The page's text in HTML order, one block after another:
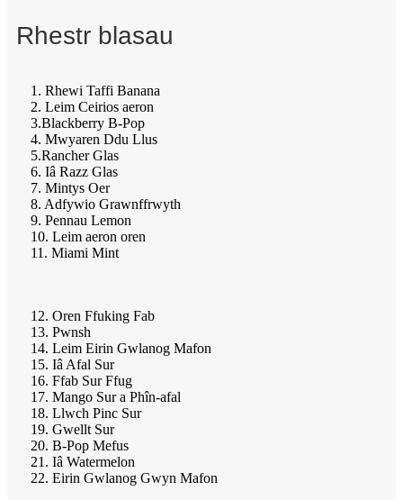
Rhestr blasau
1. Rhewi Taffi Banana
2. Leim Ceirios aeron
3.Blackberry B-Pop
4. Mwyaren Ddu Llus
5.Rancher Glas
6. Iâ Razz Glas
7. Mintys Oer
8. Adfywio Grawnffrwyth
9. Pennau Lemon
10. Leim aeron oren
11. Miami Mint
12. Oren Ffuking Fab
13. Pwnsh
14. Leim Eirin Gwlanog Mafon
15. Iâ Afal Sur
16. Ffab Sur Ffug
17. Mango Sur a Phîn-afal
18. Llwch Pinc Sur
19. Gwellt Sur
20. B-Pop Mefus
21. Iâ Watermelon
22. Eirin Gwlanog Gwyn Mafon